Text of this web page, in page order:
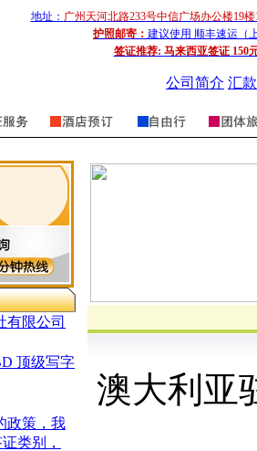
地址： 广州天河北路233号中信广场办公楼19
护照邮寄： 建议使用 顺丰速运（
签证推荐: 马来西亚签证 150
公司简介 汇
有限公司
顶级写字
政策，我
类别，
澳大利亚